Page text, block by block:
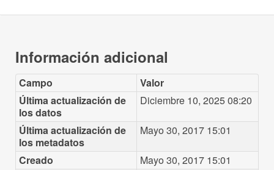
Información adicional
Campo
Valor
Última actualización de
los datos
Diciembre 10, 2025 08:20
Última actualización de
los metadatos
Mayo 30, 2017 15:01
Creado
Mayo 30, 2017 15:01